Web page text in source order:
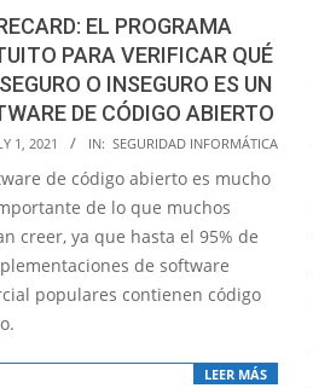
EL PROGRAMA
PARA VERIFICAR QUÉ
O INSEGURO ES UN
DE CÓDIGO ABIERTO
1, 2021 IN: SEGURIDAD INFORMÁTICA
de código abierto es mucho
de lo que muchos
creer, ya que hasta el 95% de
de software
populares contienen código
LEER MÁS